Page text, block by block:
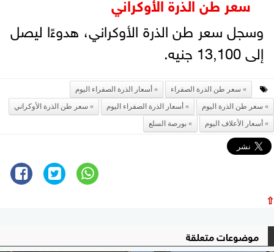
وسجل سعر طن الذرة الأوكراني، هدوءًا ليصل
إلى 13,100 جنيه.
سعر طن الذرة الصفراء
أسعار الذرة الصفراء اليوم
سعر طن الذرة اليوم
أسعار الذرة الصفراء اليوم
سعر طن الذرة الأوكراني
أسعار الأعلاف اليوم
بورصة السلع
⇧
موضوعات متعلقة